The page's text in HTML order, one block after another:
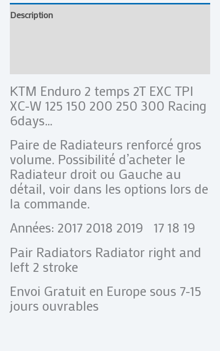
Description
KTM Enduro 2 temps 2T EXC TPI
XC-W 125 150 200 250 300 Racing
6days…
Paire de Radiateurs renforcé gros
volume. Possibilité d’acheter le
Radiateur droit ou Gauche au
détail, voir dans les options lors de
la commande.
Années: 2017 2018 2019 17 18 19
Pair Radiators Radiator right and
left 2 stroke
Envoi Gratuit en Europe sous 7-15
jours ouvrables